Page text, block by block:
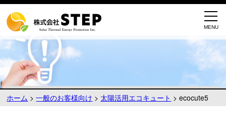
ホーム >一般のお客様向け > 太陽活用エコキュート >ecocute5